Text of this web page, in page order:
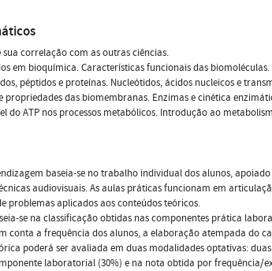
correlação com as outras ciências.
em bioquímica. Características funcionais das
péptidos e proteínas. Nucleótidos, ácidos nucleicos e
propriedades das biomembranas. Enzimas e cinética
do ATP nos processos metabólicos. Introdução ao
baseia-se no trabalho individual dos alunos,
audiovisuais. As aulas práticas funcionam em
problemas aplicados aos conteúdos teóricos.
se na classificação obtidas nas componentes prática
conta a frequência dos alunos, a elaboração atempada do
poderá ser avaliada em duas modalidades optativas:
laboratorial (30%) e na nota obtida por frequência/